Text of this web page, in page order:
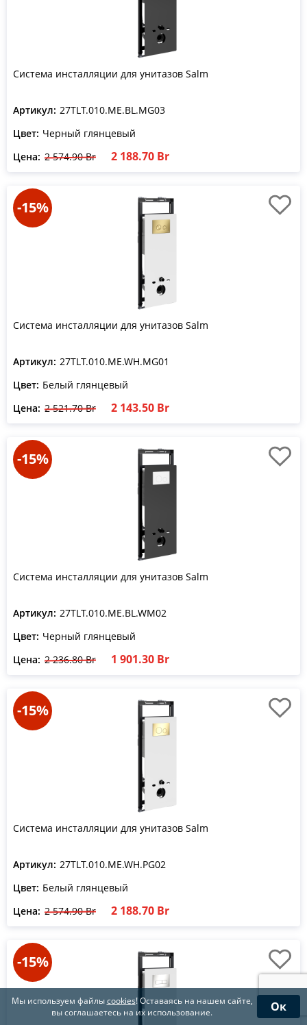
Система инсталляции для унитазов Salm
Артикул: 27TLT.010.ME.BL.MG03
Цвет: Черный глянцевый
Цена: 2 574.90 Br 2 188.70 Br
-15%
Система инсталляции для унитазов Salm
Артикул: 27TLT.010.ME.WH.MG01
Цвет: Белый глянцевый
Цена: 2 521.70 Br 2 143.50 Br
-15%
Система инсталляции для унитазов Salm
Артикул: 27TLT.010.ME.BL.WM02
Цвет: Черный глянцевый
Цена: 2 236.80 Br 1 901.30 Br
-15%
Система инсталляции для унитазов Salm
Артикул: 27TLT.010.ME.WH.PG02
Цвет: Белый глянцевый
Цена: 2 574.90 Br 2 188.70 Br
-15%
Мы используем файлыcookies! Оставаясь на нашем сайте,
вы соглашаетесь на их использование.
Ок